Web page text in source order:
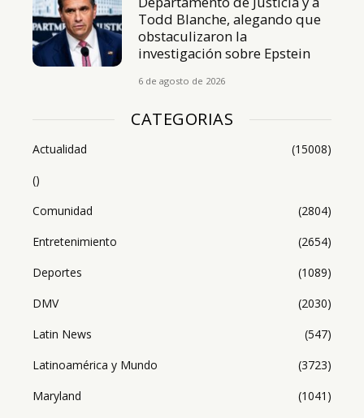
Todd Blanche, alegando que
obstaculizaron la
investigación sobre Epstein
6 de agosto de 2026
CATEGORIAS
Actualidad
(15008)
()
Comunidad
(2804)
Entretenimiento
(2654)
Deportes
(1089)
DMV
(2030)
Latin News
(547)
Latinoamérica y Mundo
(3723)
Maryland
(1041)